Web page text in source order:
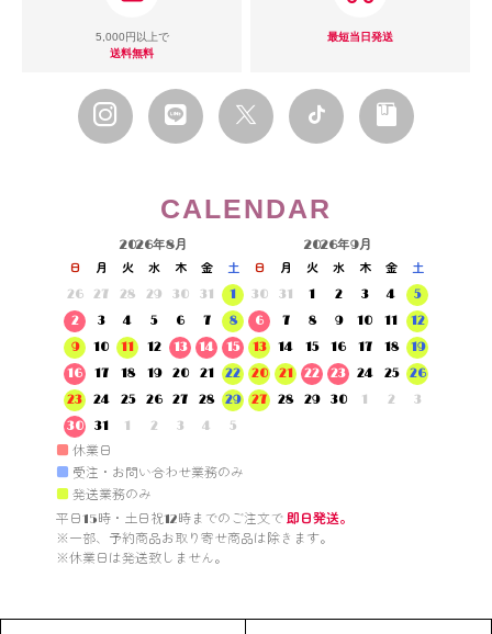
5,000円以上で
送料無料
最短当日発送
CALENDAR
2026年8月
日 月 火 水 木 金
土
26
27 28 29 30 31
1
2
3 4 5 6 7
8
9
10 11 12 13 14
15
16
17 18 19 20 21
22
23
24 25 26 27 28
29
30
31 1 2 3 4 5
2026年9月
日 月 火 水 木 金
土
30
31 1 2 3 4
5
6
7 8 9 10 11
12
13
14 15 16 17 18
19
20
21 22 23 24 25
26
27
28 29 30 1 2 3
■ 休業日
■ 受注・お問い合わせ業務のみ
■ 発送業務のみ
平日15時・土日祝12時までのご注文で 即日発送。
※一部、予約商品お取り寄せ商品は除きます。
※休業日は発送致しません。